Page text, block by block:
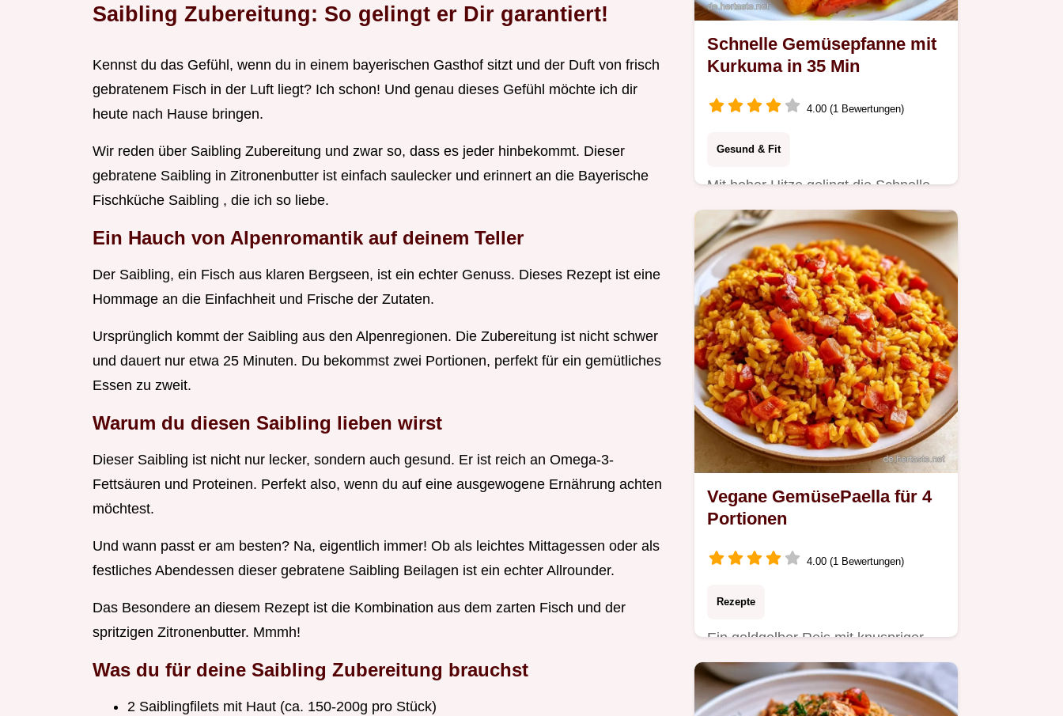
Saibling Zubereitung: So gelingt er Dir garantiert!
Kennst du das Gefühl, wenn du in einem bayerischen Gasthof sitzt und der Duft von frisch
gebratenem Fisch in der Luft liegt? Ich schon! Und genau dieses Gefühl möchte ich dir
heute nach Hause bringen.
Wir reden über Saibling Zubereitung und zwar so, dass es jeder hinbekommt. Dieser
gebratene Saibling in Zitronenbutter ist einfach saulecker und erinnert an die Bayerische
Fischküche Saibling , die ich so liebe.
Ein Hauch von Alpenromantik auf deinem Teller
Der Saibling, ein Fisch aus klaren Bergseen, ist ein echter Genuss. Dieses Rezept ist eine
Hommage an die Einfachheit und Frische der Zutaten.
Ursprünglich kommt der Saibling aus den Alpenregionen. Die Zubereitung ist nicht schwer
und dauert nur etwa 25 Minuten. Du bekommst zwei Portionen, perfekt für ein gemütliches
Essen zu zweit.
Warum du diesen Saibling lieben wirst
Dieser Saibling ist nicht nur lecker, sondern auch gesund. Er ist reich an Omega-3-
Fettsäuren und Proteinen. Perfekt also, wenn du auf eine ausgewogene Ernährung achten
möchtest.
Und wann passt er am besten? Na, eigentlich immer! Ob als leichtes Mittagessen oder als
festliches Abendessen dieser gebratene Saibling Beilagen ist ein echter Allrounder.
Das Besondere an diesem Rezept ist die Kombination aus dem zarten Fisch und der
spritzigen Zitronenbutter. Mmmh!
Was du für deine Saibling Zubereitung brauchst
2 Saiblingfilets mit Haut (ca. 150-200g pro Stück)
Schnelle Gemüsepfanne mit
Kurkuma in 35 Min
4.00 (1 Bewertungen)
Gesund & Fit
Mit hoher Hitze gelingt die Schnelle
Gemüsepfanne mit Kurkuma knackig.
Vegane GemüsePaella für 4
Portionen
4.00 (1 Bewertungen)
Rezepte
Ein goldgelber Reis mit knuspriger
Kruste macht diese Vegane
GemüsePaella zum Highlight.